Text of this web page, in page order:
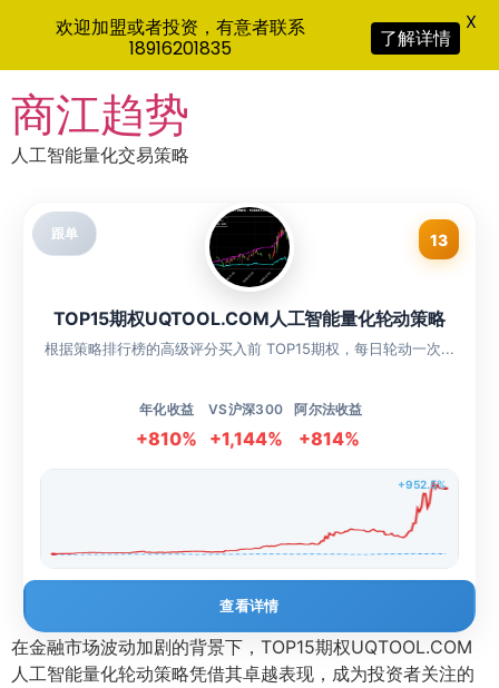
to
content
商江趋势
人工智能量化交易策略
跟单 13
TOP15期权UQTOOL.COM人工智能量化轮动策略
根据策略排行榜的高级评分买入前 TOP15期权，每日轮动一次...
年化收益
+810%
VS沪深300
+1,144%
阿尔法收益
+814%
+952.5%
查看详情
在金融市场波动加剧的背景下，TOP15期权UQTOOL.COM
人工智能量化轮动策略凭借其卓越表现，成为投资者关注的
欢迎加盟或者投资，有意者联系
18916201835
了解详情
X